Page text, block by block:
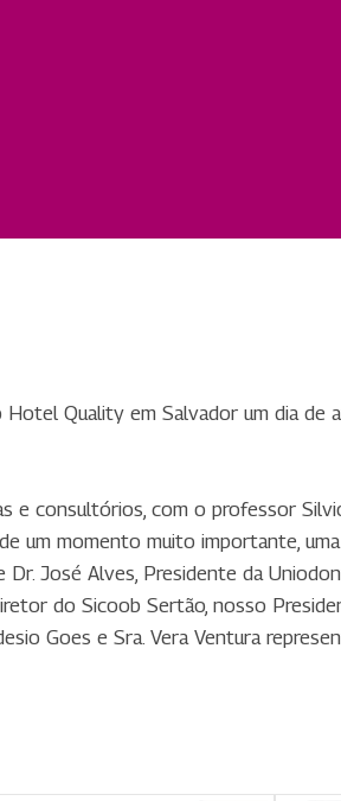
Quality em Salvador um dia de
e consultórios, com o professor
um momento muito importante,
José Alves, Presidente da
do Sicoob Sertão, nosso
Goes e Sra. Vera Ventura